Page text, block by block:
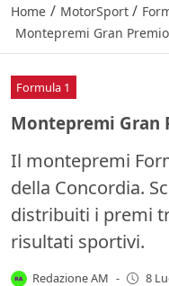
Home / MotorSport /
Montepremi Gran
Formula 1
Montepremi Gran
Il montepremi
della Concordia.
distribuiti i premi
risultati sportivi.
Redazione AM - 8